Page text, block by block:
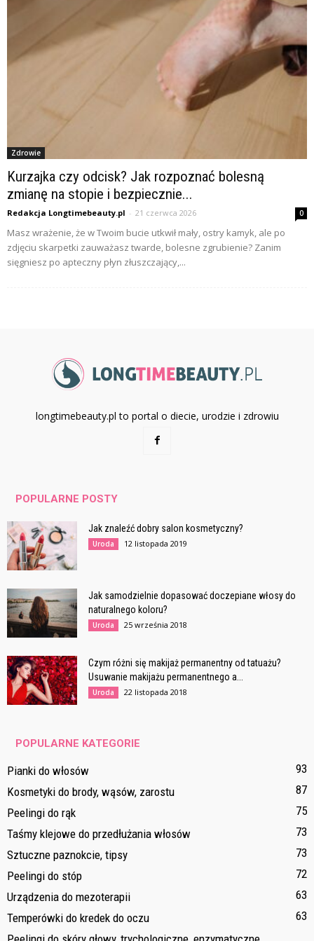
Zdrowie
Kurzajka czy odcisk? Jak rozpoznać bolesną
zmianę na stopie i bezpiecznie...
Redakcja Longtimebeauty.pl - 21 czerwca 2026 0
Masz wrażenie, że w Twoim bucie utkwił mały, ostry kamyk, ale po
zdjęciu skarpetki zauważasz twarde, bolesne zgrubienie? Zanim
sięgniesz po apteczny płyn złuszczający,...
longtimebeauty.pl to portal o diecie, urodzie i zdrowiu
POPULARNE POSTY
Jak znaleźć dobry salon kosmetyczny?
Uroda 12 listopada 2019
Jak samodzielnie dopasować doczepiane włosy do
naturalnego koloru?
Uroda 25 września 2018
Czym różni się makijaż permanentny od tatuażu?
Usuwanie makijażu permanentnego a...
Uroda 22 listopada 2018
POPULARNE KATEGORIE
Pianki do włosów
93
Kosmetyki do brody, wąsów, zarostu
87
Peelingi do rąk
75
Taśmy klejowe do przedłużania włosów
73
Sztuczne paznokcie, tipsy
73
Peelingi do stóp
72
Urządzenia do mezoterapii
63
Temperówki do kredek do oczu
63